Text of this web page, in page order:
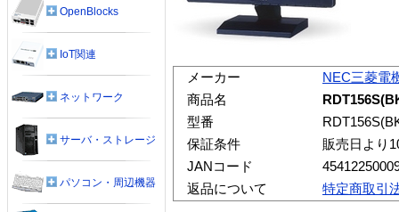
メーカー
NEC三菱電
商品名
型番
保証条件
販売日より
JANコード
返品について
特定商取引
OpenBlocks
IoT関連
ネットワーク
サーバ・ストレージ
パソコン・周辺機器